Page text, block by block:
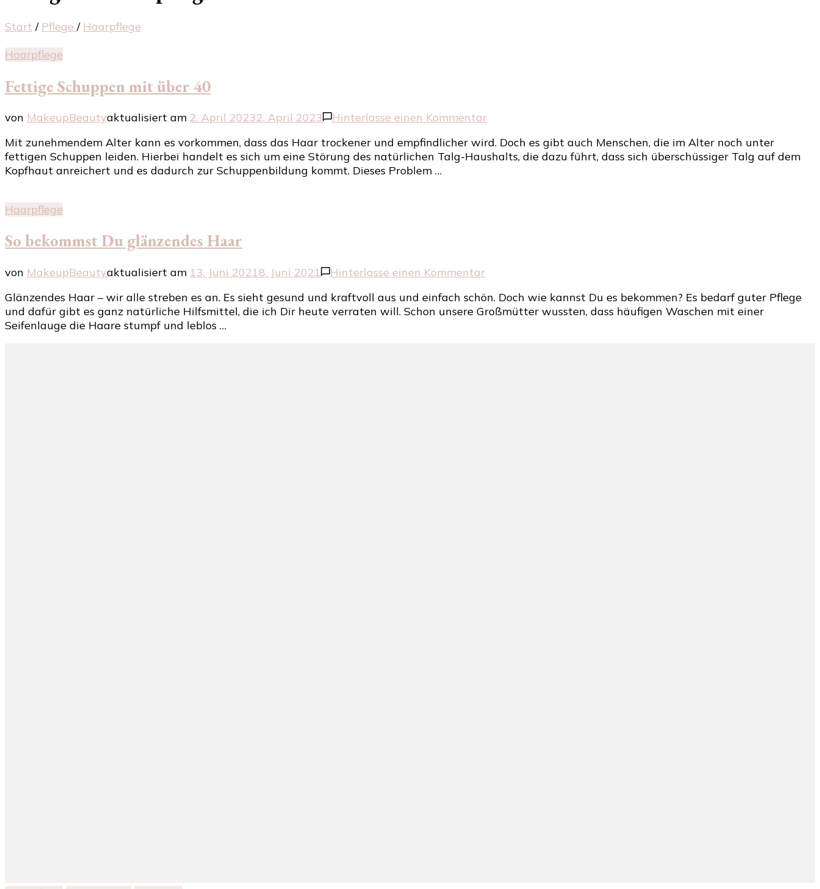
Start / Pflege / Haarpflege
Haarpflege
Fettige Schuppen mit über 40
von MakeupBeautyaktualisiert am 2. April 20232. April 2023 Hinterlasse einen Kommentarzu
Schuppen
mit
Mit zunehmendem Alter kann es vorkommen, dass das Haar trockener und empfindlicher wird. Doch es gibt auch Menschen, die im Alter noch unter
fettigen Schuppen leiden. Hierbei handelt es sich um eine Störung des natürlichen Talg-Haushalts, die dazu führt, dass sich überschüssiger Talg auf dem
Kopfhaut anreichert und es dadurch zur Schuppenbildung kommt. Dieses Problem …
Haarpflege
So bekommst Du glänzendes Haar
von MakeupBeautyaktualisiert am 13. Juni 20218. Juni 2021 Hinterlasse einen Kommentarzu
bekommst
Du
Glänzendes Haar – wir alle streben es an. Es sieht gesund und kraftvoll aus und einfach schön. Doch wie kannst Du es bekommen? Es bedarf guter Pflege
und dafür gibt es ganz natürliche Hilfsmittel, die ich Dir heute verraten will. Schon unsere Großmütter wussten, dass häufigen Waschen mit einer
Seifenlauge die Haare stumpf und leblos …